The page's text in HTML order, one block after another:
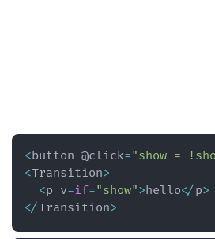
<button @click="show =
<Transition>
<p v-if="show">hello</p>
</Transition>